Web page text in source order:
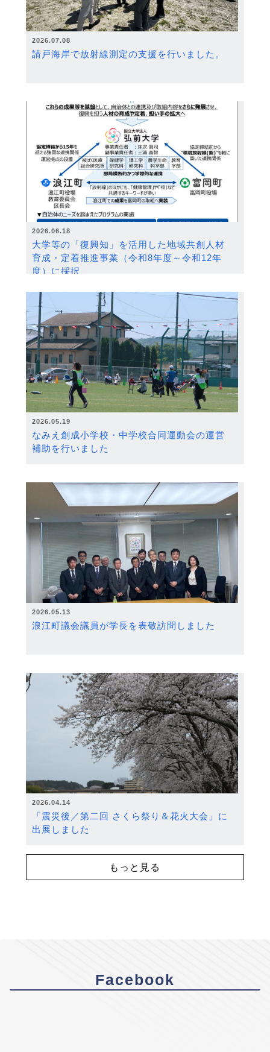
2026.07.08
請戸海岸で放射線測定の支援を行いました。
2026.06.18
大学等の「復興知」を活用した地域共創人材
育成・定着推進事業（令和8年度～令和12年
度）に採択
2026.05.19
なみえ創成小学校・中学校合同運動会の運営
補助を行いました
2026.05.13
浪江町議会議員が学長を表敬訪問しました
2026.04.14
「震災後／第二回 さくら祭り＆花火大会」に
出展しました
もっと見る
Facebook